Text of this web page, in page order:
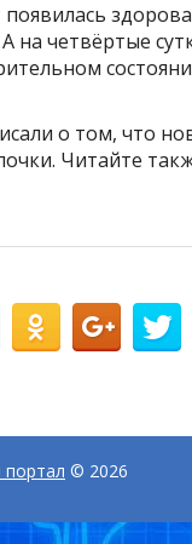
появилась
на четвёртые
о том, что
Читайте
портал © 2026